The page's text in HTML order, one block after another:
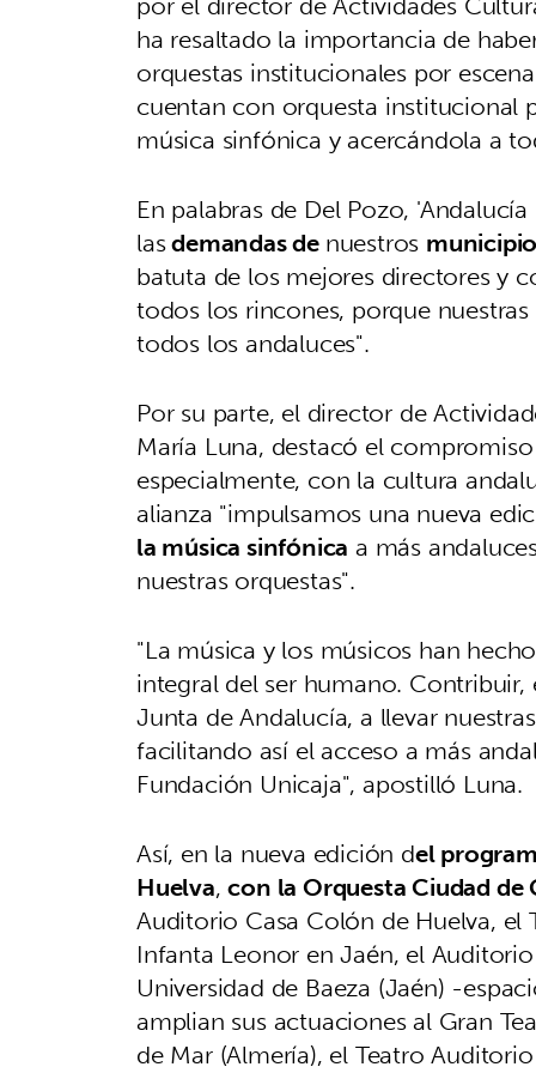
ha resaltado la importancia de
orquestas institucionales por
cuentan con orquesta institucional
música sinfónica y acercándola a
En palabras de Del Pozo,
lasdemandas denuestros
batuta de los mejores directores y
todos los rincones, porque
todos los andaluces".
Por su parte, el director de
María Luna, destacó el
especialmente, con la cultura
alianza "impulsamos una nueva
la música sinfónica a más
nuestras orquestas".
"La música y los músicos han
integral del ser humano.
Junta de Andalucía, a llevar
facilitando así el acceso a más
Fundación Unicaja", apostilló Luna.
Así, en la nueva edición del
Huelva,con la Orquesta Ciudad de
Auditorio Casa Colón de Huelva, el
Infanta Leonor en Jaén, el
Universidad de Baeza (Jaén) -
amplian sus actuaciones al Gran
de Mar (Almería), el Teatro